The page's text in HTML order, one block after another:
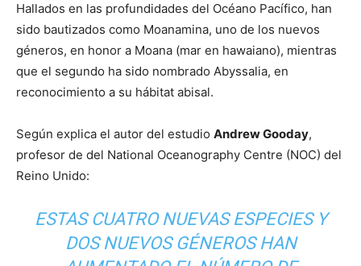
Hallados en las profundidades del Océano Pacífico, han
sido bautizados como Moanamina, uno de los nuevos
géneros, en honor a Moana (mar en hawaiano), mientras
que el segundo ha sido nombrado Abyssalia, en
reconocimiento a su hábitat abisal.
Según explica el autor del estudio Andrew Gooday,
profesor de del National Oceanography Centre (NOC) del
Reino Unido:
ESTAS CUATRO NUEVAS ESPECIES Y
DOS NUEVOS GÉNEROS HAN